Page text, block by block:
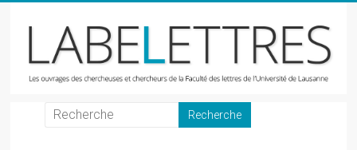
LabeLettres